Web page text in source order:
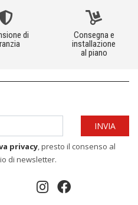
di
Consegna e
installazione
al piano
privacy, presto il consenso al
di newsletter.